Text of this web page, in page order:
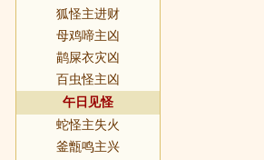
狐怪主进财
母鸡啼主凶
鹋屎衣灾凶
百虫怪主凶
午日见怪
蛇怪主失火
釜甑鸣主兴